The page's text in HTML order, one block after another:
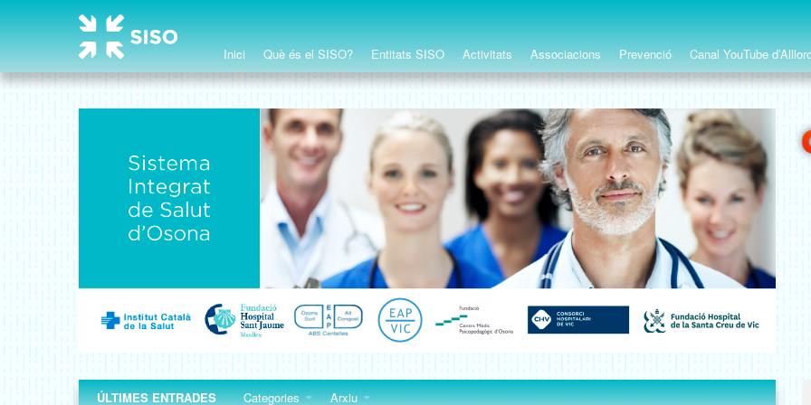
Inici Què és el SISO? Entitats SISO Activitats Associacions Prevenció Canal YouTube
ÚLTIMES ENTRADES Categories Arxiu